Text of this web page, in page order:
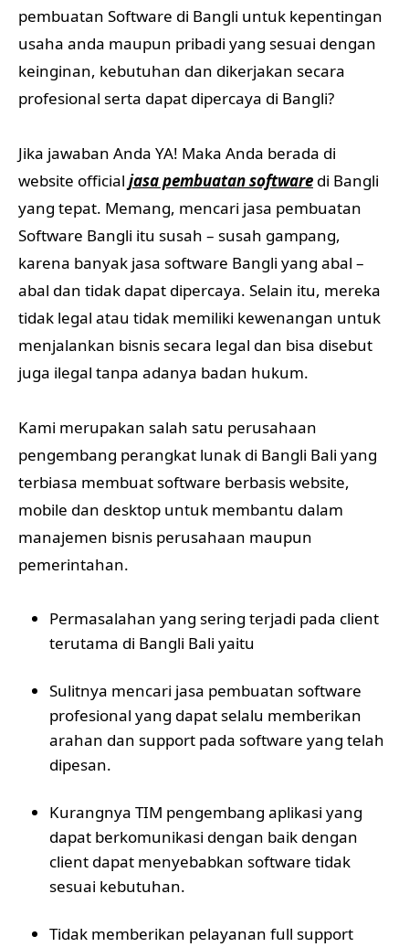
pembuatan Software di Bangli untuk kepentingan
usaha anda maupun pribadi yang sesuai dengan
keinginan, kebutuhan dan dikerjakan secara
profesional serta dapat dipercaya di Bangli?
Jika jawaban Anda YA! Maka Anda berada di
website official jasa pembuatan software di Bangli
yang tepat. Memang, mencari jasa pembuatan
Software Bangli itu susah – susah gampang,
karena banyak jasa software Bangli yang abal –
abal dan tidak dapat dipercaya. Selain itu, mereka
tidak legal atau tidak memiliki kewenangan untuk
menjalankan bisnis secara legal dan bisa disebut
juga ilegal tanpa adanya badan hukum.
Kami merupakan salah satu perusahaan
pengembang perangkat lunak di Bangli Bali yang
terbiasa membuat software berbasis website,
mobile dan desktop untuk membantu dalam
manajemen bisnis perusahaan maupun
pemerintahan.
Permasalahan yang sering terjadi pada client
terutama di Bangli Bali yaitu
Sulitnya mencari jasa pembuatan software
profesional yang dapat selalu memberikan
arahan dan support pada software yang telah
dipesan.
Kurangnya TIM pengembang aplikasi yang
dapat berkomunikasi dengan baik dengan
client dapat menyebabkan software tidak
sesuai kebutuhan.
Tidak memberikan pelayanan full support